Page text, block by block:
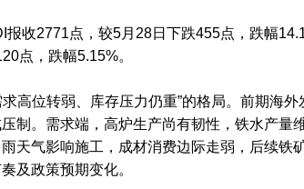
收2771点，较5月28日下跌455点，跌幅
点，跌幅5.15%。
位转弱、库存压力仍重”的格局。前期海外
制。需求端，高炉生产尚有韧性，铁水产量
天气影响施工，成材消费边际走弱，后续铁
及政策预期变化。